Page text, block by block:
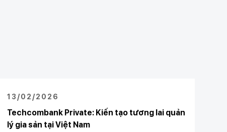
13/02/2026
Techcombank Private: Kiến tạo tương lai quản
lý gia sản tại Việt Nam